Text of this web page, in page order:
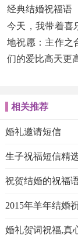
经典结婚祝福语
今天，我带着喜
地祝愿：主作之
们的爱比高天更
相关推荐
婚礼邀请短信
生子祝福短信精
祝贺结婚的祝福
2015年羊年结婚
婚礼贺词祝福,真